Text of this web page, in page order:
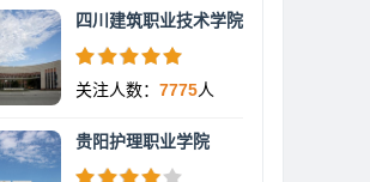
四川建筑职业技术学院
关注人数： 7775人
贵阳护理职业学院